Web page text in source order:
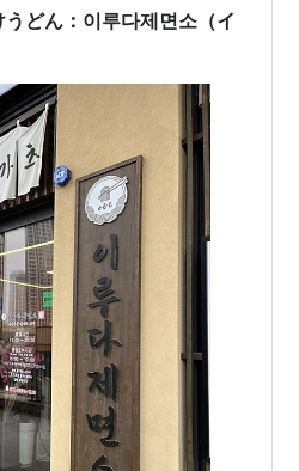
ウォン（エッグマヨ塩パ
どん：이루다제면소（イ